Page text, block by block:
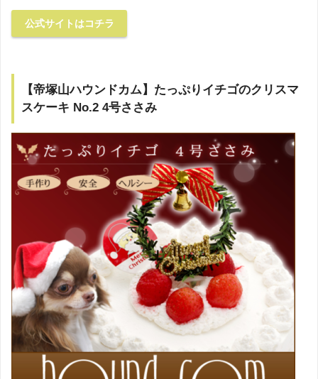
公式サイトはコチラ
【帝塚山ハウンドカム】たっぷりイチゴのクリスマ
スケーキ No.2 4号ささみ